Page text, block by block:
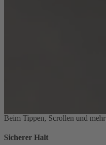
Beim Tippen, Scrollen und mehr
Sicherer Halt